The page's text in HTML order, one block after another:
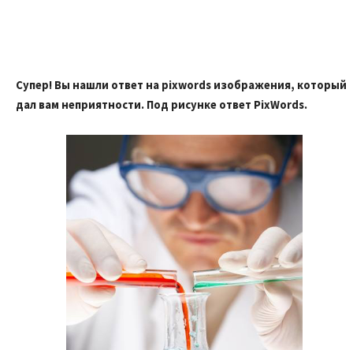
Супер! Вы нашли ответ на pixwords изображения, который
дал вам неприятности. Под рисунке ответ PixWords.